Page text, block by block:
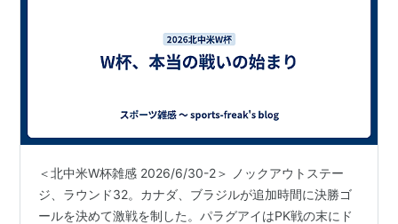
＜北中米W杯雑感 2026/6/30-2＞ ノックアウトステー
ジ、ラウンド32。カナダ、ブラジルが追加時間に決勝ゴ
ールを決めて激戦を制した。パラグアイはPK戦の末にド